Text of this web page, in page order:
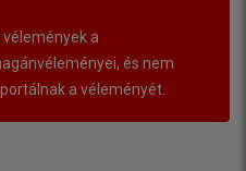
a
és nem
a véleményét.